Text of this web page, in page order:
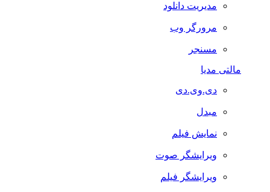
مدیریت دانلود
مرورگر وب
مسنجر
مالتی مدیا
دی.وی.دی
مبدل
نمایش فیلم
ویرایشگر صوت
ویرایشگر فیلم